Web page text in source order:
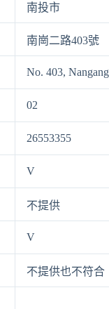
南投市
南崗二路403號
No. 403,
02
26553355
V
不提供
V
不提供也不符合